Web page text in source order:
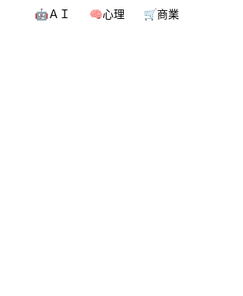
🤖ＡＩ
🧠心理 🛒商業